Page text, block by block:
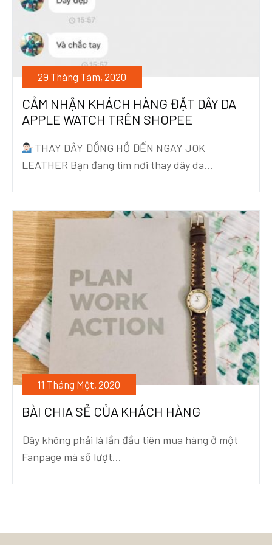
29 Tháng Tám, 2020
CẢM NHẬN KHÁCH HÀNG ĐẶT DÂY DA
APPLE WATCH TRÊN SHOPEE
THAY DÂY ĐỒNG HỒ ĐẾN NGAY JOK
LEATHER Bạn đang tìm nơi thay dây da...
11 Tháng Một, 2020
BÀI CHIA SẺ CỦA KHÁCH HÀNG
Đây không phải là lần đầu tiên mua hàng ở một
Fanpage mà số lượt...